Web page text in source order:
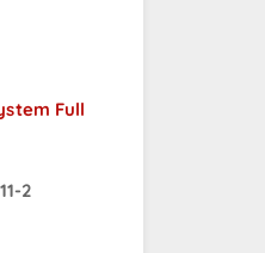
Full
2